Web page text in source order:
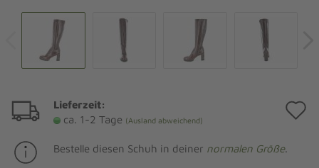
Lieferzeit:
ca. 1-2 Tage (Ausland abweichend)
Bestelle diesen Schuh in deiner normalen Größe.